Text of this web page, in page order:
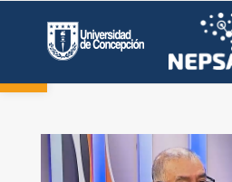
Open toolbar